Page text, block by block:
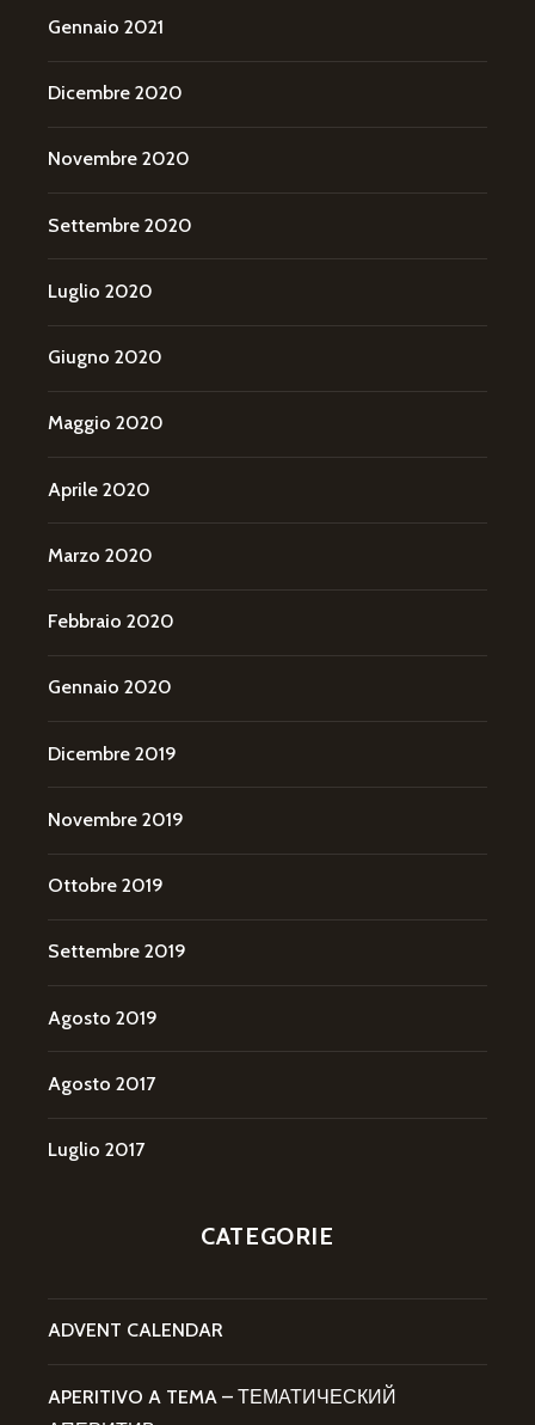
Gennaio 2021
Dicembre 2020
Novembre 2020
Settembre 2020
Luglio 2020
Giugno 2020
Maggio 2020
Aprile 2020
Marzo 2020
Febbraio 2020
Gennaio 2020
Dicembre 2019
Novembre 2019
Ottobre 2019
Settembre 2019
Agosto 2019
Agosto 2017
Luglio 2017
CATEGORIE
ADVENT CALENDAR
APERITIVO A TEMA – ТЕМАТИЧЕСКИЙ